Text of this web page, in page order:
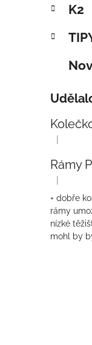
K2
|
|
+ dobře
rámy
nízké
mohl by